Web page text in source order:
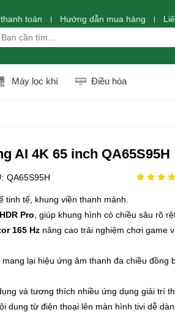
toán Hướng dẫn mua hàng
Máy lọc khí Điều hòa
AI 4K 65 inch QA65S95H
QA65S95H
tinh tế, khung viền thanh mảnh.
Pro , giúp khung hình có chiều sâu rõ
165 Hznâng cao trải nghiệm chơi game
mang lại hiệu ứng âm thanh đa chiều đồng
và tương thích nhiều ứng dụng giải trí
dung từ điện thoại lên màn hình tivi dễ